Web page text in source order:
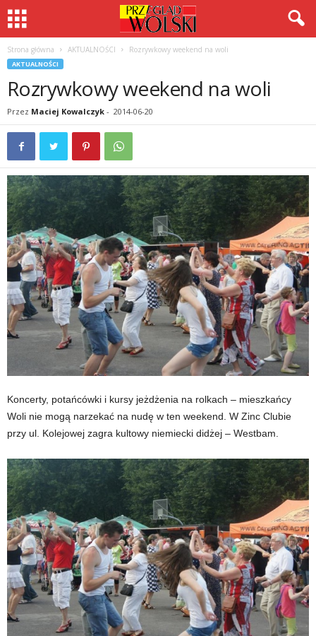
Strona główna AKTUALNOŚCI Rozrywkowy weekend na woli
AKTUALNOŚCI
Rozrywkowy weekend na woli
Przez Maciej Kowalczyk - 2014-06-20
Koncerty, potańcówki i kursy jeżdżenia na rolkach – mieszkańcy
Woli nie mogą narzekać na nudę w ten weekend. W Zinc Clubie
przy ul. Kolejowej zagra kultowy niemiecki didżej – Westbam.